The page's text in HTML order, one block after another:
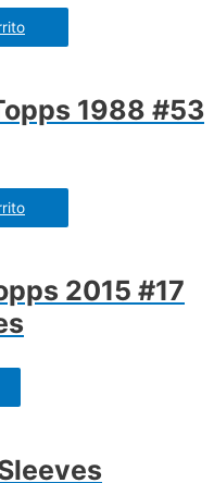
1988 #53
2015 #17